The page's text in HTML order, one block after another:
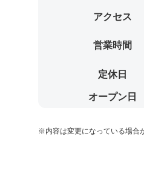
アクセス
営業時間
定休日
オープン日
※内容は変更になっている場合